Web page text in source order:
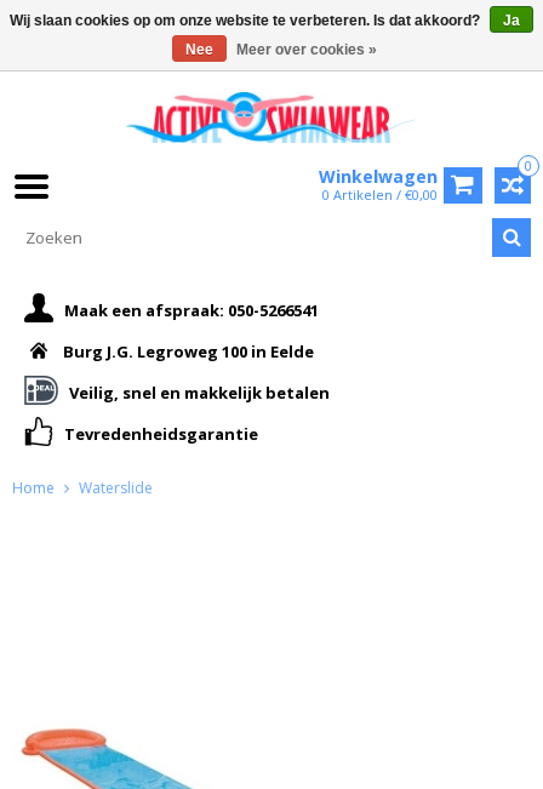
0
Winkelwagen
0 Artikelen / €0,00
Maak een afspraak: 050-5266541
Burg J.G. Legroweg 100 in Eelde
Veilig, snel en makkelijk betalen
Tevredenheidsgarantie
Home Waterslide
Wij slaan cookies op om onze website te verbeteren. Is dat akkoord?
Ja
Nee
Meer over cookies »